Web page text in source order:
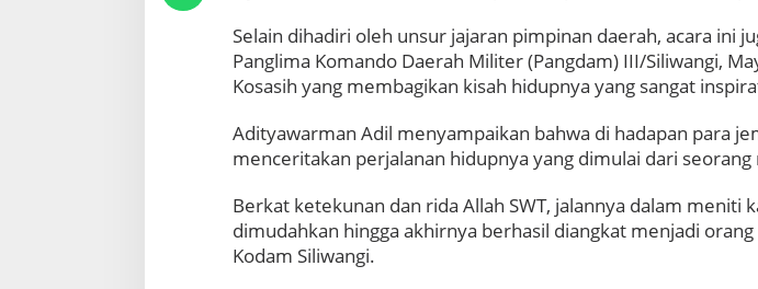
n
g
l
i
a
d
u
​Selain dihadiri oleh unsur jajaran pimpinan daerah, acara ini
Panglima Komando Daerah Militer (Pangdam) III/Siliwangi,
Kosasih yang membagikan kisah hidupnya yang sangat
Adityawarman Adil menyampaikan bahwa di hadapan para
menceritakan perjalanan hidupnya yang dimulai dari
​Berkat ketekunan dan rida Allah SWT, jalannya dalam meniti
dimudahkan hingga akhirnya berhasil diangkat menjadi
Kodam Siliwangi.